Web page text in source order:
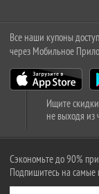
Все наши купоны
через Мобильное
Ищите
не выходя из
Сэкономьте до 90%
Подпишитесь на